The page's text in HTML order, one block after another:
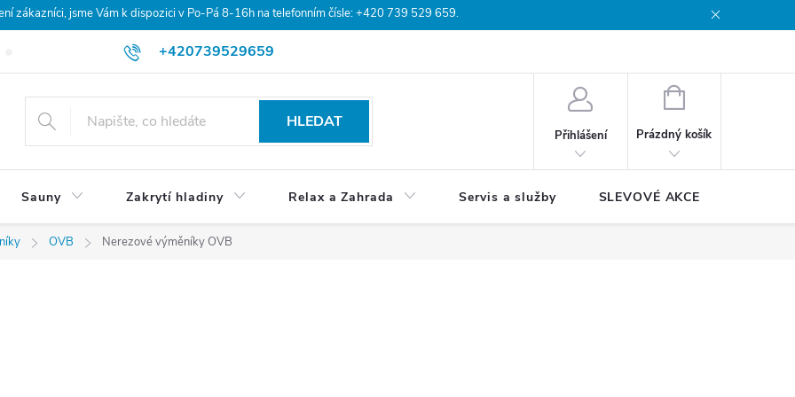
zákazníci, jsme Vám k dispozici v Po-Pá 8-16h na telefonním čísle: +420 739 529 659.
+420739529659
Hodnocení obchodu Doprava a platba
HLEDAT
Přihlášení
NÁKUPNÍ
Prázdný košík
Sauny Zakrytí hladiny Relax a Zahrada Servis a služby SLEVOVÉ AKCE
OVB Nerezové výměníky OVB